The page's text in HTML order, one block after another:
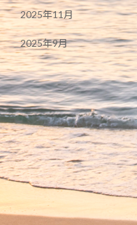
2025年11月
2025年9月